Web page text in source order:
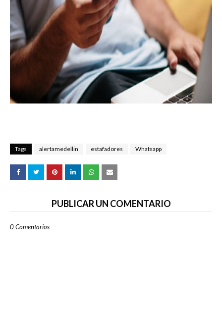
Tags alertamedellin estafadores Whatsapp
PUBLICAR UN COMENTARIO
0 Comentarios